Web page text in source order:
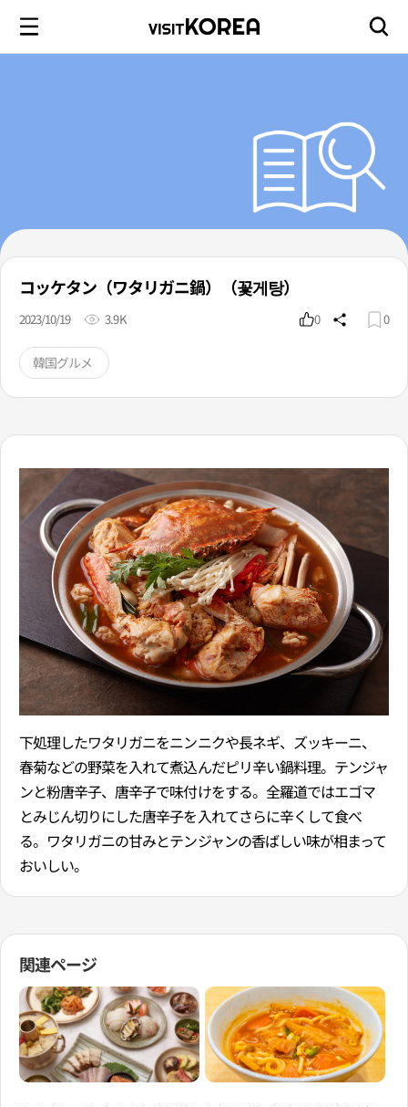
コッケタン（ワタリガニ鍋）（꽃게탕）
2023/10/19 3.9K 0 0
韓国グルメ
下処理したワタリガニをニンニクや長ネギ、ズッキーニ、
春菊などの野菜を入れて煮込んだピリ辛い鍋料理。テンジャ
ンと粉唐辛子、唐辛子で味付けをする。全羅道ではエゴマ
とみじん切りにした唐辛子を入れてさらに辛くして食べ
る。ワタリガニの甘みとテンジャンの香ばしい味が相まって
おいしい。
関連ページ